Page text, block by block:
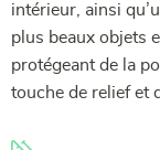
intérieur, ainsi
plus beaux objets
protégeant de la
touche de relief et